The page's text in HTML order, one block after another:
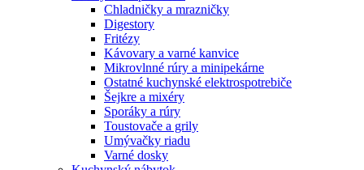
Chladničky a mrazničky
Digestory
Fritézy
Kávovary a varné kanvice
Mikrovlnné rúry a minipekárne
Ostatné kuchynské elektrospotrebiče
Šejkre a mixéry
Sporáky a rúry
Toustovače a grily
Umývačky riadu
Varné dosky